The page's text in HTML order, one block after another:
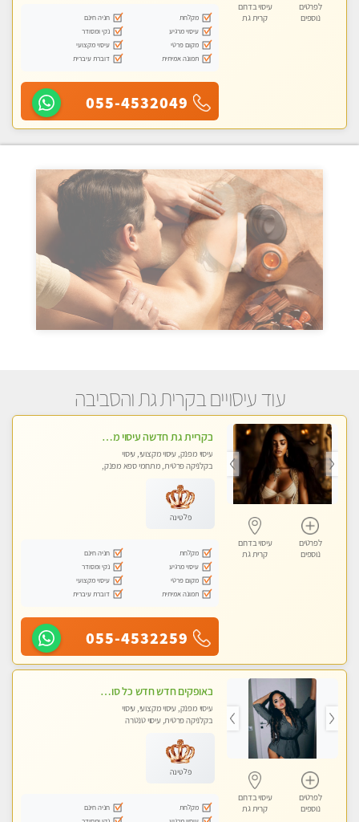
לפרטים
נוספים
עיסוי בדרום
קרית גת
מקלחת
חניה חינם
עיסוי מרגיע
נקי ומסודר
מקום פרטי
עיסוי מקצועי
תמונה אמיתית
דוברת עיברית
055-4532049
עוד עיסויים בקרית גת והסביבה
לפרטים
נוספים
עיסוי בדרום
קרית גת
בקריית גת חדשה עיסוי מדהים מרגיע ומפנק
עיסוי מפנק, עיסוי מקצועי, עיסוי
בקלניקה פרטית, מתחמי ספא מפנק,
פלטינה
מקלחת
חניה חינם
עיסוי מרגיע
נקי ומסודר
מקום פרטי
עיסוי מקצועי
תמונה אמיתית
דוברת עיברית
055-4532259
לפרטים
נוספים
עיסוי בדרום
קרית גת
באופקים חדש חדש כל סוגי העיסויים מעסה מקצועית ואיכותית פרטי!!!
עיסוי מפנק, עיסוי מקצועי, עיסוי
בקלניקה פרטית, עיסוי טנטרה
פלטינה
מקלחת
חניה חינם